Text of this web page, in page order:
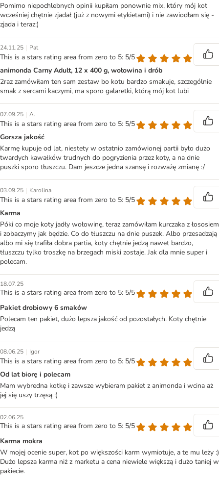
Pomimo niepochlebnych opinii kupiłam ponownie mix, który mój kot
wcześniej chętnie zjadał (już z nowymi etykietami) i nie zawiodłam się -
zjada i teraz:)
24.11.25 | Pat
This is a stars rating area from zero to 5: 5/5
animonda Carny Adult, 12 x 400 g, wołowina i drób
2raz zamówiłam ten sam zestaw bo kotu bardzo smakuje, szczególnie
smak z sercami kaczymi, ma sporo galaretki, którą mój kot lubi
07.09.25 | A.
This is a stars rating area from zero to 5: 5/5
Gorsza jakość
Karmę kupuje od lat, niestety w ostatnio zamówionej partii było dużo
twardych kawałków trudnych do pogryzienia przez koty, a na dnie
puszki sporo tłuszczu. Dam jeszcze jedna szansę i rozważę zmianę :/
03.09.25 | Karolina
This is a stars rating area from zero to 5: 5/5
Karma
Póki co moje koty jadły wołowinę, teraz zamówiłam kurczaka z łososiem
i zobaczymy jak będzie. Co do tłuszczu na dnie puszek. Albo przesadzają
albo mi się trafiła dobra partia, koty chętnie jedzą nawet bardzo,
tłuszczu tylko troszkę na brzegach miski zostaje. Jak dla mnie super i
polecam.
18.07.25
This is a stars rating area from zero to 5: 5/5
Pakiet drobiowy 6 smaków
Polecam ten pakiet, dużo lepsza jakość od pozostałych. Koty chętnie
jedzą
08.06.25 | Igor
This is a stars rating area from zero to 5: 5/5
Od lat biorę i polecam
Mam wybredna kotkę i zawsze wybieram pakiet z animonda i wcina aż
jej się uszy trzęsą :)
02.06.25
This is a stars rating area from zero to 5: 5/5
Karma mokra
W mojej ocenie super, kot po większości karm wymiotuje, a te mu leży :)
Dużo lepsza karma niż z marketu a cena niewiele większą i dużo taniej w
pakiecie.